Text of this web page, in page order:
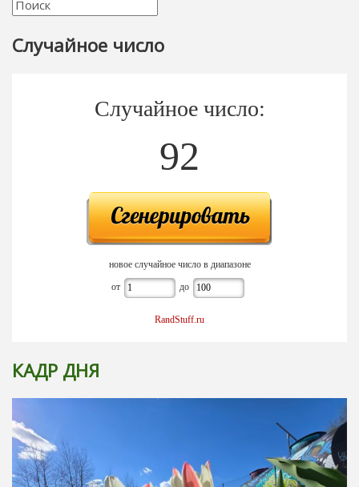
Случайное число
Случайное число:
92
новое случайное число в диапазоне
от до
RandStuff.ru
КАДР ДНЯ